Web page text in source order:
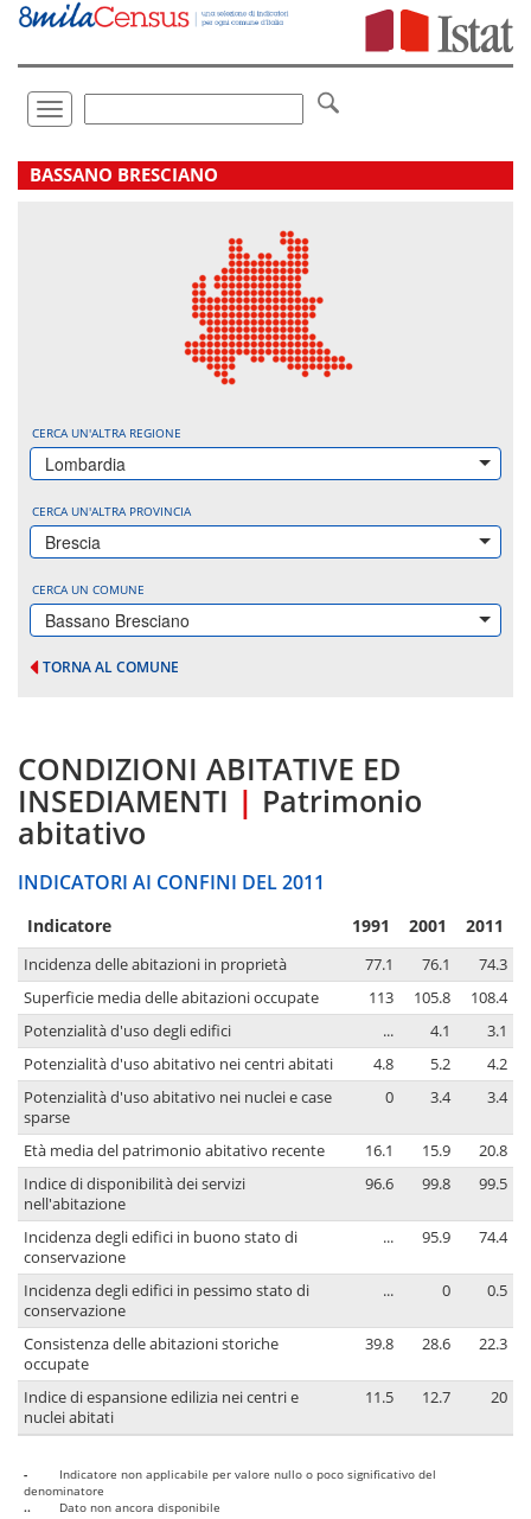
Vai
direttamente
Toggle
navigation
.
BASSANO BRESCIANO
CERCA UN'ALTRA REGIONE
Lombardia
CERCA UN'ALTRA PROVINCIA
Brescia
CERCA UN COMUNE
Bassano Bresciano
TORNA AL COMUNE
CONDIZIONI ABITATIVE ED
INSEDIAMENTI | Patrimonio
abitativo
INDICATORI AI CONFINI DEL 2011
Indicatore 1991 2001 2011
Incidenza delle abitazioni in proprietà 77.1 76.1
74.3
Superficie media delle abitazioni occupate
113 105.8
108.4
Potenzialità d'uso degli edifici
... 4.1
3.1
Potenzialità d'uso abitativo nei centri abitati
4.8 5.2
4.2
Potenzialità d'uso abitativo nei nuclei e case
sparse
0 3.4 3.4
Età media del patrimonio abitativo recente 16.1 15.9
20.8
Indice di disponibilità dei servizi
nell'abitazione
96.6 99.8 99.5
Incidenza degli edifici in buono stato di
conservazione
... 95.9 74.4
Incidenza degli edifici in pessimo stato di
conservazione
... 0 0.5
Consistenza delle abitazioni storiche
occupate
39.8 28.6 22.3
Indice di espansione edilizia nei centri e
nuclei abitati
11.5 12.7 20
-
Indicatore non applicabile per valore nullo o poco significativo del
denominatore
..
Dato non ancora disponibile